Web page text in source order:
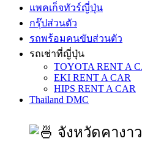
แพคเก็จทัวร์ญี่ปุ่น
กรุ๊ปส่วนตัว
รถพร้อมคนขับส่วนตัว
รถเช่าที่ญี่ปุ่น
TOYOTA RENT A
EKI RENT A CAR
HIPS RENT A CAR
Thailand DMC
จังหวัดคางา